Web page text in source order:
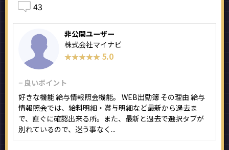
43
非公開ユーザー
株式会社マイナビ
★★★★★
★★★★★ 5.0
− 良いポイント
好きな機能 給与情報照会機能。 WEB出勤簿 その理由 給与
情報照会では、給料明細・賞与明細など最新から過去ま
で、直ぐに確認出来る所。また、最新と過去で選択タブが
別れているので、迷う事なく...